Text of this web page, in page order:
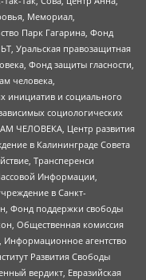
Мемориал,
Парк Гагарина, Фонд
Уральская правозащитная
Фонд защиты гласности,
человека,
инициатив и социального
социологических
ЧЕЛОВЕКА, Центр развития
в Калининграде Совета
Трансперенси
Информации,
в Санкт-
Фонд поддержки свободы
Общественная комиссия
Информационное агентство
Развития Свободы
вердикт, Евразийская